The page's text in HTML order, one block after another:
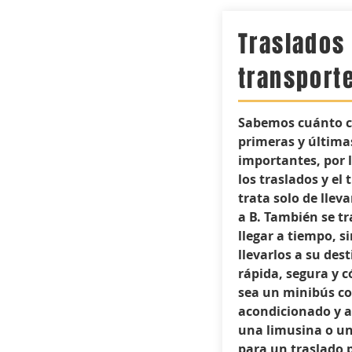
Sabemos cuánto
primeras y
importantes, por
los traslados y el
trata solo de
a B. También se
llegar a tiempo,
llevarlos a su
rápida, segura y
sea un minibús
acondicionado y
una limusina o